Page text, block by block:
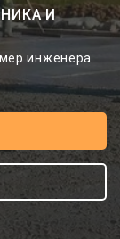
И
инженера